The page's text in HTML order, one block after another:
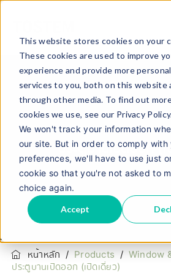
This website stores cookies on your
These cookies are used to improve
experience and provide more
services to you, both on this website
through other media. To find out
cookies we use, see our Privacy
We won't track your information
our site. But in order to comply with
preferences, we'll have to use just
cookie so that you're not asked to
choice again.
Accept
ประตูบานเปิดออก (เ
หน้าหลัก / Products / Window
ประตูบานเปิดออก (เปิดเดี่ยว)